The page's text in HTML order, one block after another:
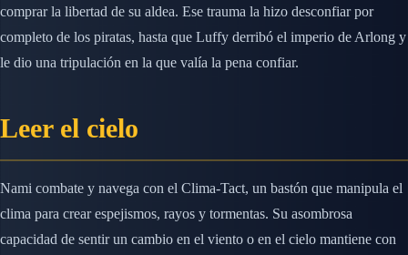
comprar la libertad de su aldea. Ese trauma la hizo desconfiar por
completo de los piratas, hasta que Luffy derribó el imperio de Arlong y
le dio una tripulación en la que valía la pena confiar.
Leer el cielo
Nami combate y navega con el Clima-Tact, un bastón que manipula el
clima para crear espejismos, rayos y tormentas. Su asombrosa
capacidad de sentir un cambio en el viento o en el cielo mantiene con